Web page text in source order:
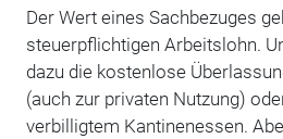
Der Wert eines Sachbezuges
steuerpflichtigen Arbeitslohn.
dazu die kostenlose
(auch zur privaten Nutzung)
verbilligtem Kantinenessen.